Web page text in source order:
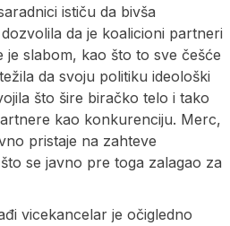
ističu da bivša
da je koalicioni partneri
slabom, kao što to sve češće
da svoju politiku ideološki
što šire biračko telo i tako
kao konkurenciju. Merc,
pristaje na zahteve
se javno pre toga zalagao za
vicekancelar je očigledno